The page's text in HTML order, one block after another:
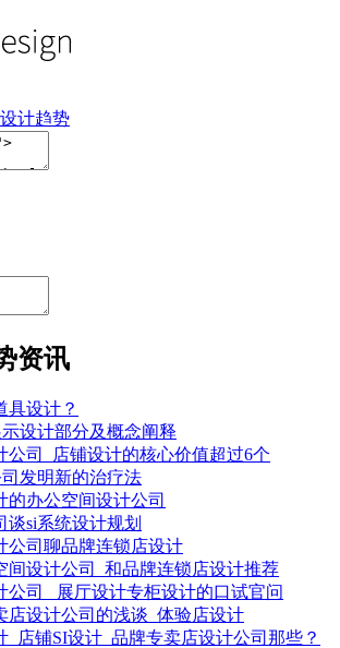
设计趋势
资讯
具设计？
设计部分及概念阐释
公司_店铺设计的核心价值超过6个
发明新的治疗法
的办公空间设计公司
谈si系统设计规划
公司聊品牌连锁店设计
间设计公司_和品牌连锁店设计推荐
公司 _展厅设计专柜设计的口试官问
店设计公司的浅谈_体验店设计
_店铺SI设计_品牌专卖店设计公司那些？